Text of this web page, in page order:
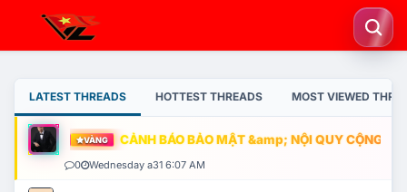
LATEST THREADS HOTTEST THREADS MOST VIEWED
VÀNG CẢNH BÁO BẢO MẬT &amp; NỘI QUY CỘNG
0 Wednesday a31 6:07 AM